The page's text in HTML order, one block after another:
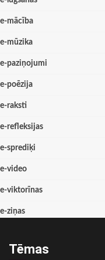
e-mācība
e-mūzika
e-paziņojumi
e-poēzija
e-raksti
e-refleksijas
e-sprediķi
e-video
e-viktorīnas
e-ziņas
Tēmas